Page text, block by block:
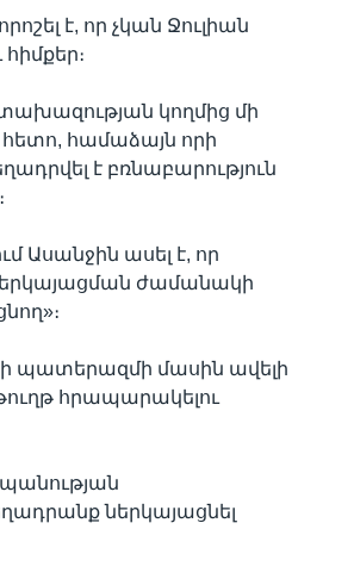
է, որ չկան Ջուլիան
կողմից մի
համաձայն որի
է բռնաբարություն
Ասանջին ասել է, որ
ժամանակի
պատերազմի մասին ավելի
հրապարակելու
ներկայացնել